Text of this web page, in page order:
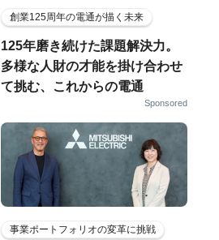
創業125周年の電通が描く未来
125年磨き続けた課題解決力。
多様な人財の才能を掛け合わせ
て挑む、これからの電通
Sponsored
事業ポートフォリオの変革に挑戦